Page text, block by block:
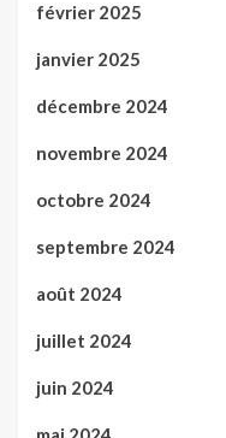
février 2025
janvier 2025
décembre 2024
novembre 2024
octobre 2024
septembre 2024
août 2024
juillet 2024
juin 2024